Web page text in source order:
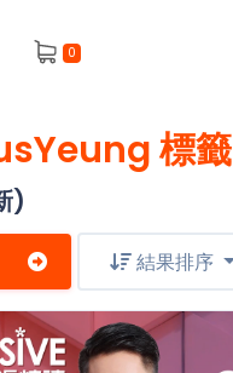
0
標籤
)
結果排序